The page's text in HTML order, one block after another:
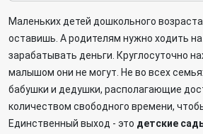
Маленьких детей дошкольного
оставишь. А родителям нужно ходить
зарабатывать деньги. Круглосуточно
малышом они не могут. Не во всех
бабушки и дедушки, располагающие
количеством свободного времени,
Единственный выход - это детские